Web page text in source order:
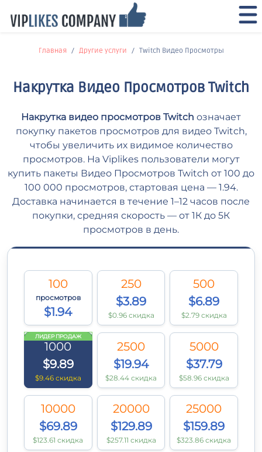
Главная Другие услуги Twitch Видео Просмотры
Накрутка Видео Просмотров Twitch
Накрутка видео просмотров Twitch означает
покупку пакетов просмотров для видео Twitch,
чтобы увеличить их видимое количество
просмотров. На Viplikes пользователи могут
купить пакеты Видео Просмотров Twitch от 100 до
100 000 просмотров, стартовая цена — 1.94.
Доставка начинается в течение 1–12 часов после
покупки, средняя скорость — от 1К до 5К
просмотров в день.
100
просмотров
$1.94
250
$3.89
$0.96 скидка
500
$6.89
$2.79 скидка
ЛИДЕР ПРОДАЖ
1000
$9.89
$9.46 скидка
2500
$19.94
$28.44 скидка
5000
$37.79
$58.96 скидка
10000
$69.89
$123.61 скидка
20000
$129.89
$257.11 скидка
25000
$159.89
$323.86 скидка